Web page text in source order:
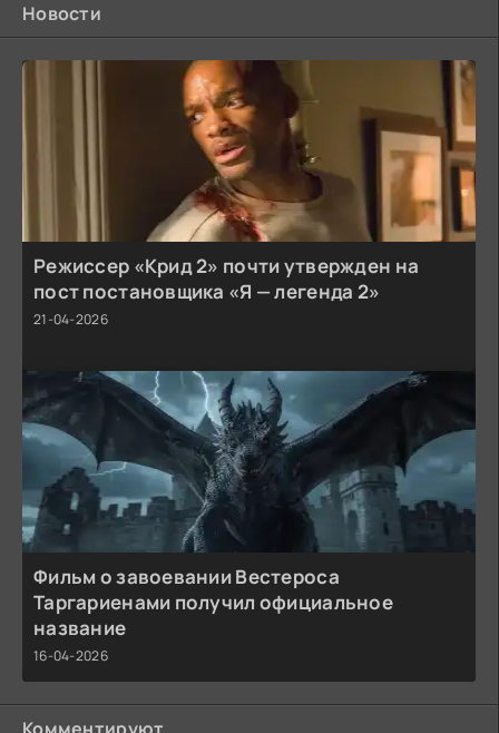
Новости
Режиссер «Крид 2» почти утвержден на
пост постановщика «Я — легенда 2»
21-04-2026
Фильм о завоевании Вестероса
Таргариенами получил официальное
название
16-04-2026